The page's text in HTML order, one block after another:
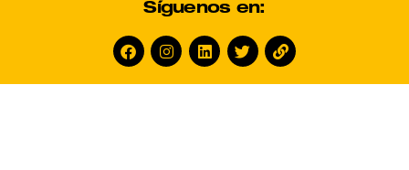
Síguenos en: